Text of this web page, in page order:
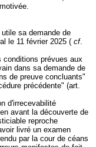
sa demande de
le 11 février 2025 ( cf.
conditions prévues aux
dans sa demande de
de preuve concluants"
précédente" (art.
d'irrecevabilité
avant la découverte de
reproche
livré un examen
par la cour de céans